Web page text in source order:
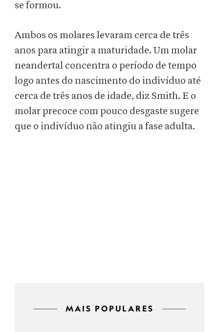
se formou.
Ambos os molares levaram cerca de três
anos para atingir a maturidade. Um molar
neandertal concentra o período de tempo
logo antes do nascimento do indivíduo até
cerca de três anos de idade, diz Smith. E o
molar precoce com pouco desgaste sugere
que o indivíduo não atingiu a fase adulta.
MAIS POPULARES